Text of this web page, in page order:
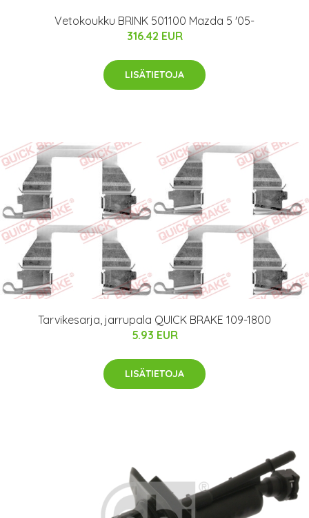
Vetokoukku BRINK 501100 Mazda 5 '05-
316.42 EUR
LISÄTIETOJA
Tarvikesarja, jarrupala QUICK BRAKE 109-1800
5.93 EUR
LISÄTIETOJA